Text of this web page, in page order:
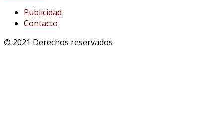
Publicidad
Contacto
© 2021 Derechos reservados.